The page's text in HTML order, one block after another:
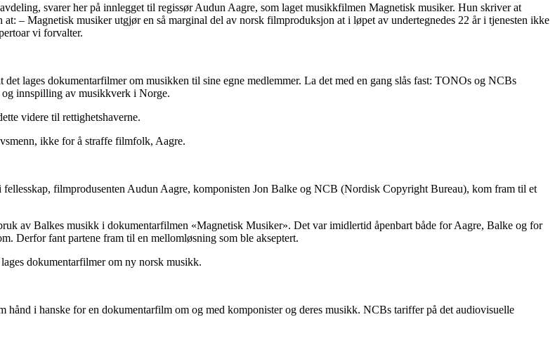
svarer her på innlegget til regissør Audun Aagre, som laget musikkfilmen Magnetisk musiker. Hun skriver at
– Magnetisk musiker utgjør en så marginal del av norsk filmproduksjon at i løpet av undertegnedes 22 år i tjenesten ikke
vi forvalter.
lages dokumentarfilmer om musikken til sine egne medlemmer. La det med en gang slås fast: TONOs og NCBs
innspilling av musikkverk i Norge.
videre til rettighetshaverne.
ikke for å straffe filmfolk, Aagre.
filmprodusenten Audun Aagre, komponisten Jon Balke og NCB (Nordisk Copyright Bureau), kom fram til et
av Balkes musikk i dokumentarfilmen «Magnetisk Musiker». Det var imidlertid åpenbart både for Aagre, Balke og for
Derfor fant partene fram til en mellomløsning som ble akseptert.
dokumentarfilmer om ny norsk musikk.
hånd i hanske for en dokumentarfilm om og med komponister og deres musikk. NCBs tariffer på det audiovisuelle